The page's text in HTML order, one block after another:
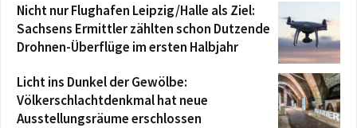
Nicht nur Flughafen Leipzig/Halle als Ziel:
Sachsens Ermittler zählten schon Dutzende
Drohnen-Überflüge im ersten Halbjahr
Licht ins Dunkel der Gewölbe:
Völkerschlachtdenkmal hat neue
Ausstellungsräume erschlossen